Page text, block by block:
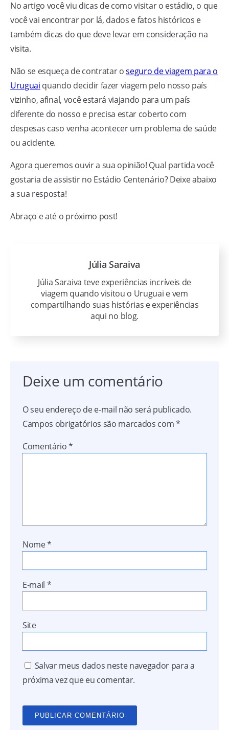
No artigo você viu dicas de como visitar o estádio, o que
você vai encontrar por lá, dados e fatos históricos e
também dicas do que deve levar em consideração na
visita.
Não se esqueça de contratar oseguro de viagem para o
Uruguai quando decidir fazer viagem pelo nosso país
vizinho, afinal, você estará viajando para um país
diferente do nosso e precisa estar coberto com
despesas caso venha acontecer um problema de saúde
ou acidente.
Agora queremos ouvir a sua opinião! Qual partida você
gostaria de assistir no Estádio Centenário? Deixe abaixo
a sua resposta!
Abraço e até o próximo post!
Júlia Saraiva
Júlia Saraiva teve experiências incríveis de
viagem quando visitou o Uruguai e vem
compartilhando suas histórias e experiências
aqui no blog.
Deixe um comentário
O seu endereço de e-mail não será publicado.
Campos obrigatórios são marcados com*
Comentário*
Nome*
E-mail *
Site
Salvar meus dados neste navegador para a
próxima vez que eu comentar.